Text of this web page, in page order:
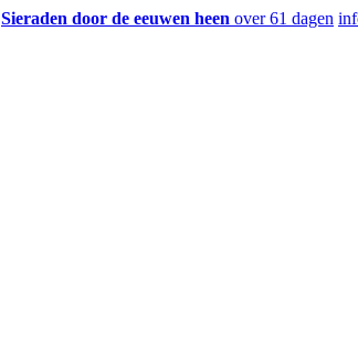
Sieraden door de eeuwen heen over 61 dagen